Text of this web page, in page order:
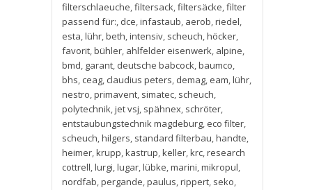
filterschlaeuche,filtersack,filtersäcke,filter
passend für:, dce,infastaub, aerob,riedel,
esta,lühr,beth,intensiv, scheuch,höcker,
favorit,bühler, ahlfelder eisenwerk, alpine,
bmd, garant, deutsche babcock,baumco,
bhs, ceag, claudius peters, demag, eam,lühr,
nestro,primavent, simatec, scheuch,
polytechnik,jet vsj, spähnex, schröter,
entstaubungstechnik magdeburg, eco filter,
scheuch,hilgers, standard filterbau,handte,
heimer,krupp,kastrup,keller,krc,research
cottrell,lurgi,lugar,lübke,marini,mikropul,
nordfab,pergande,paulus,rippert, seko,